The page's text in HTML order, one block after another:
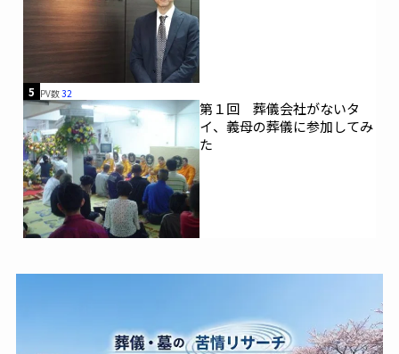
5 PV数32
第１回 葬儀会社がないタ
イ、義母の葬儀に参加してみ
た